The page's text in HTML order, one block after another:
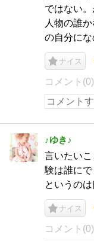
ではない
人物の誰
の自分にな
ナイス
コメント(0)
♪ゆき♪
言いたい
験は誰に
というのは
ナイス
コメント(0)